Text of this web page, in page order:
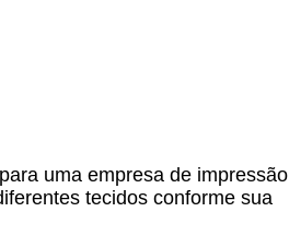
uma empresa de impressão
tecidos conforme sua